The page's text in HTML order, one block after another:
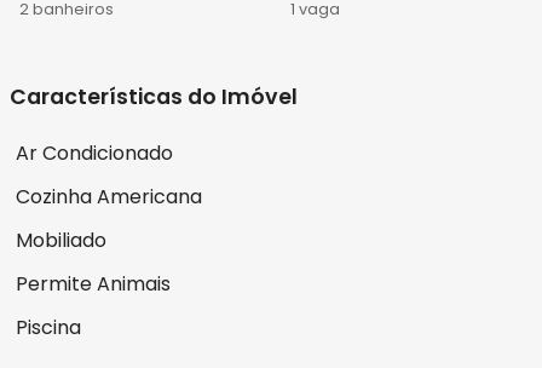
2 banheiros 1 vaga
Características do Imóvel
Ar Condicionado
Cozinha Americana
Mobiliado
Permite Animais
Piscina